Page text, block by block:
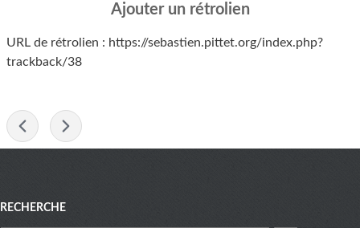
Ajouter un rétrolien
URL de rétrolien : https://sebastien.pittet.org/index.php?
trackback/38
Menu
RECHERCHE